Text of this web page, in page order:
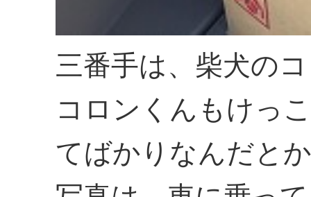
三番手は、柴犬の
コロンくんもけっ
てばかりなんだと